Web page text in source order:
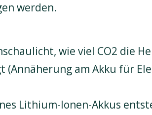
werden.
wie viel CO2 die
(Annäherung am Akku für
Lithium-Ionen-Akkus